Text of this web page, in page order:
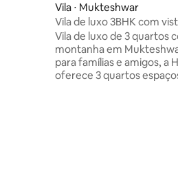
Vila ⋅ Mukteshwar
Vila de luxo 3BHK com
montanha | Fogueira |
Vila de luxo de 3 quartos
montanha em Mukteshwar. 🌄
para famílias e amigos, a
oferece 3 quartos